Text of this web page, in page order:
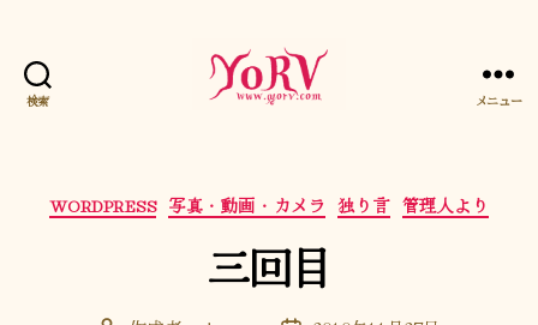
検索 メニュー
カ
テ
ゴ
リ
WORDPRESS 写真・動画・カメラ 独り言 管理人より
三回目